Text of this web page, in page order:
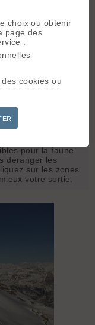
montée :
ski :5.3
:
50°
pour la faune
déranger les
sur les zones
votre sortie.
choix ou obtenir
page des
:
cookies ou